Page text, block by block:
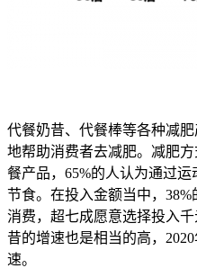
代餐奶昔、代餐棒等各种减
地帮助消费者去减肥。减肥
餐产品，65%的人认为通过
节食。在投入金额当中，
消费，超七成愿意选择投入
昔的增速也是相当的高，
速。